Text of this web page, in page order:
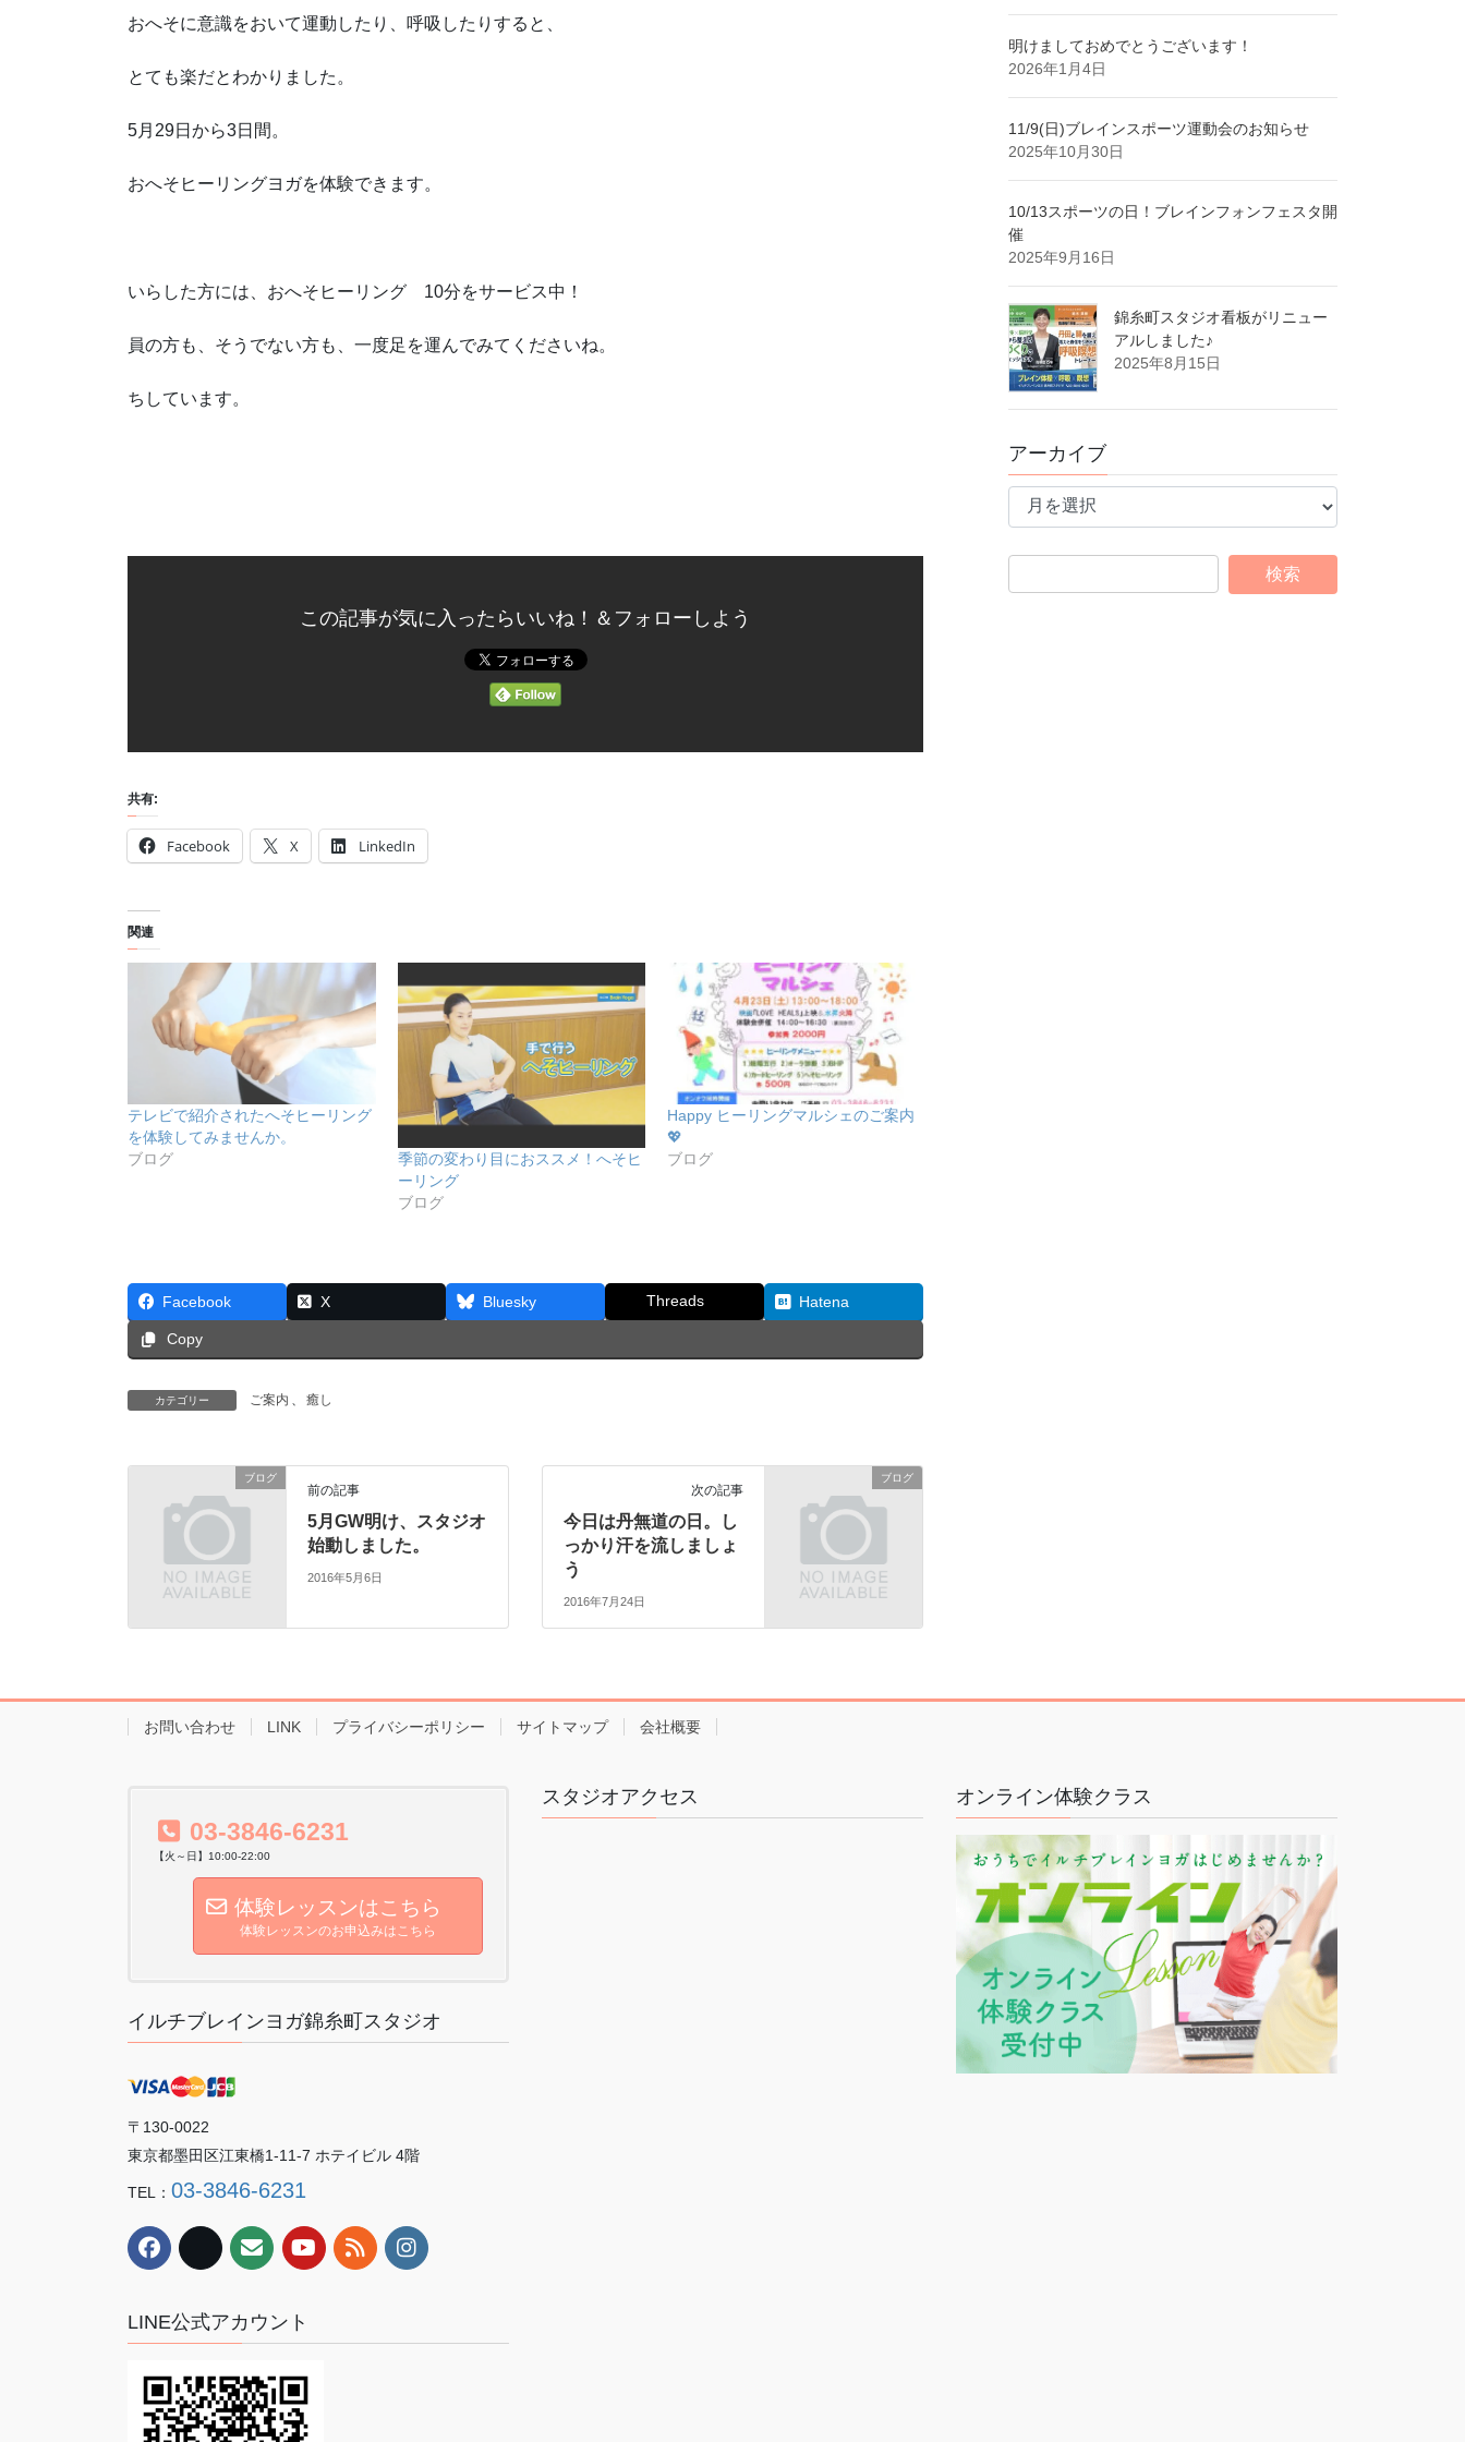
おへそに意識をおいて運動したり、呼吸したりすると、
とても楽だとわかりました。
5月29日から3日間。
おへそヒーリングヨガを体験できます。
いらした方には、おへそヒーリング 10分をサービス中！
員の方も、そうでない方も、一度足を運んでみてくださいね。
ちしています。
この記事が気に入ったらいいね！＆フォローしよう
共有:
Facebook X LinkedIn
関連
テレビで紹介されたへそヒーリング
を体験してみませんか。
ブログ
季節の変わり目におススメ！へそヒ
ーリング
ブログ
Happy ヒーリングマルシェのご案内
💖
ブログ
Facebook X Bluesky Threads Hatena
Copy
カテゴリー ご案内 、 癒し
ブログ
前の記事
5月GW明け、スタジオ
始動しました。
2016年5月6日
ブログ
次の記事
今日は丹無道の日。し
っかり汗を流しましょ
う
2016年7月24日
明けましておめでとうございます！
2026年1月4日
11/9(日)ブレインスポーツ運動会のお知らせ
2025年10月30日
10/13スポーツの日！ブレインフォンフェスタ開
催
2025年9月16日
錦糸町スタジオ看板がリニュー
アルしました♪
2025年8月15日
アーカイブ
ア
ブ
お問い合わせ LINK プライバシーポリシー サイトマップ 会社概要
03-3846-6231
【火～日】10:00-22:00
体験レッスンはこちら
体験レッスンのお申込みはこちら
イルチブレインヨガ錦糸町スタジオ
〒130-0022
東京都墨田区江東橋1-11-7 ホテイビル 4階
TEL： 03-3846-6231
LINE公式アカウント
スタジオアクセス オンライン体験クラス